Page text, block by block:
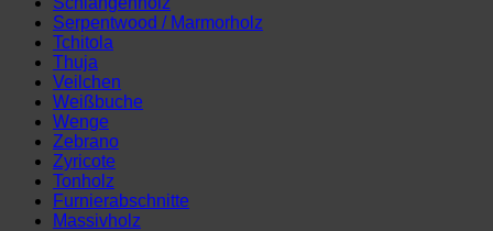
Serpentwood / Marmorholz
Tchitola
Thuja
Veilchen
Weißbuche
Wenge
Zebrano
Zyricote
Tonholz
Furnierabschnitte
Massivholz